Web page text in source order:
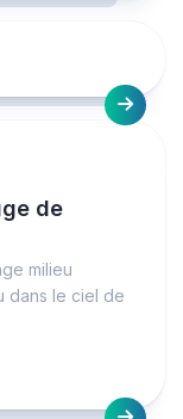
de
milieu
dans le ciel de